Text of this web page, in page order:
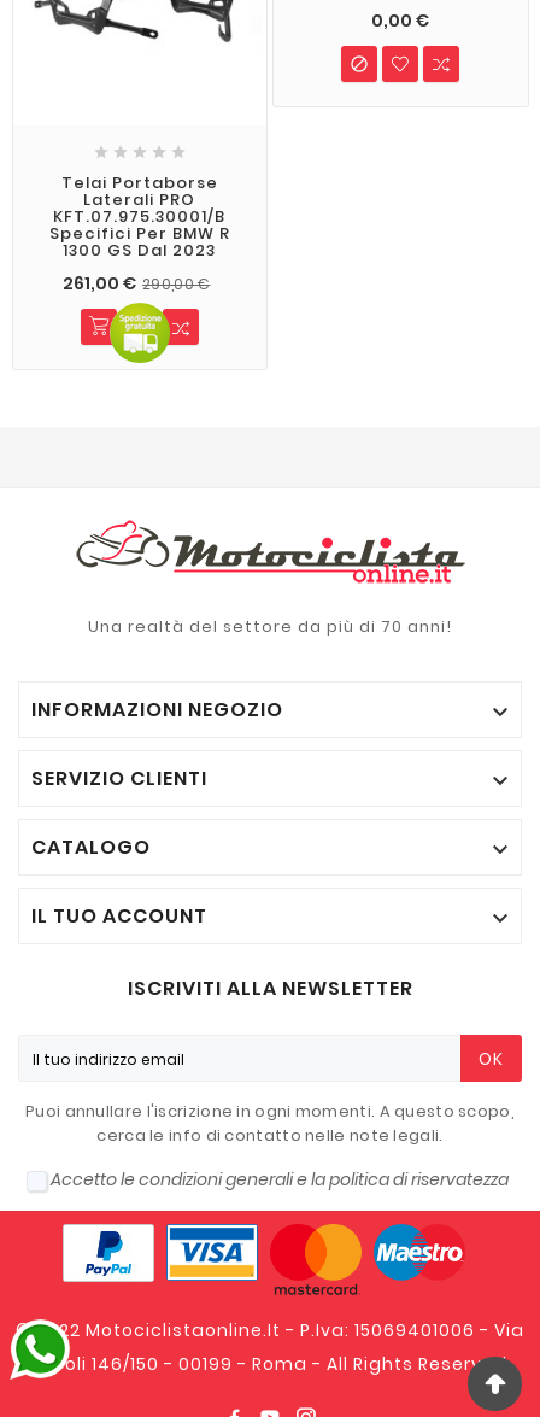
    
Telai Portaborse
Laterali PRO
KFT.07.975.30001/B
Specifici Per BMW R
1300 GS Dal 2023
261,00 € 290,00 €
0,00 €

Una realtà del settore da più di 70 anni!
INFORMAZIONI NEGOZIO 
SERVIZIO CLIENTI 
CATALOGO 
IL TUO ACCOUNT 
ISCRIVITI ALLA NEWSLETTER
OK
Puoi annullare l'iscrizione in ogni momenti. A questo scopo,
cerca le info di contatto nelle note legali.
Accetto le condizioni generali e la politica di riservatezza
© 2022 Motociclistaonline.it - P.Iva: 15069401006 - Via
Tripoli 146/150 - 00199 - Roma - All Rights Reserved.